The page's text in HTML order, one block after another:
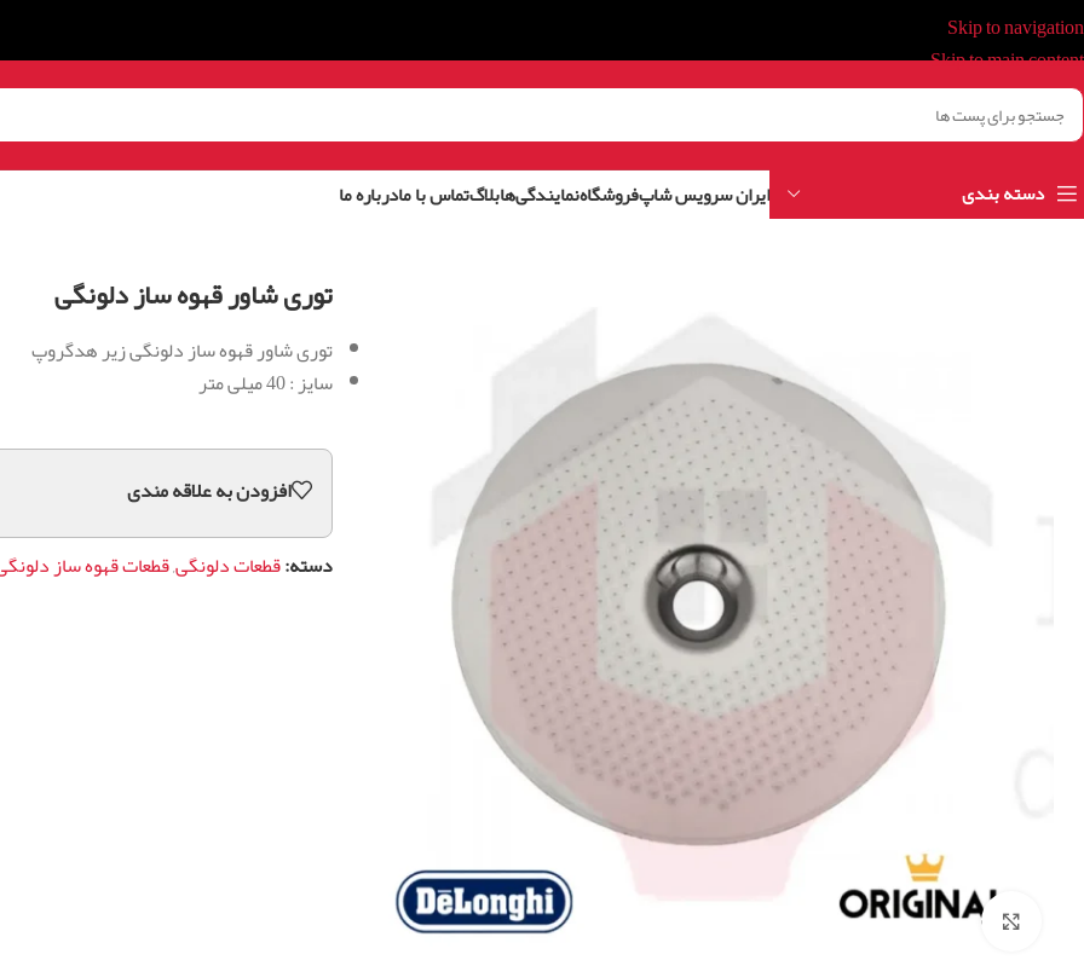
Skip to navigation
Skip to main content
دسته بندی ایران سرویس شاپفروشگاهنمایندگی‌هابلاگتماس با مادرباره ما
برای بزرگنمایی کلیک کنید
توری شاور قهوه ساز دلونگی
توری شاور قهوه ساز دلونگی زیر هدگروپ
سایز : 40 میلی متر
افزودن به علاقه مندی
دسته:قطعات دلونگی,قطعات قهوه ساز